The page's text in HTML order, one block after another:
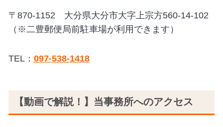
〒870-1152 大分県大分市大字上宗方560-14-102
（※二豊郵便局前駐車場が利用できます）
TEL： 097-538-1418
【動画で解説！】当事務所へのアクセス